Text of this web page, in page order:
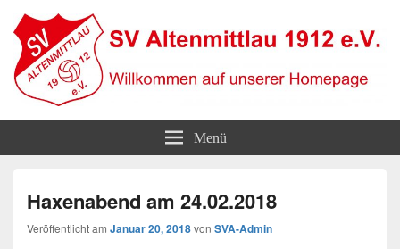
SV Altenmittlau 1912
Menü
Haxenabend am 24.02.2018
Veröffentlicht am Januar 20, 2018von SVA-Admin